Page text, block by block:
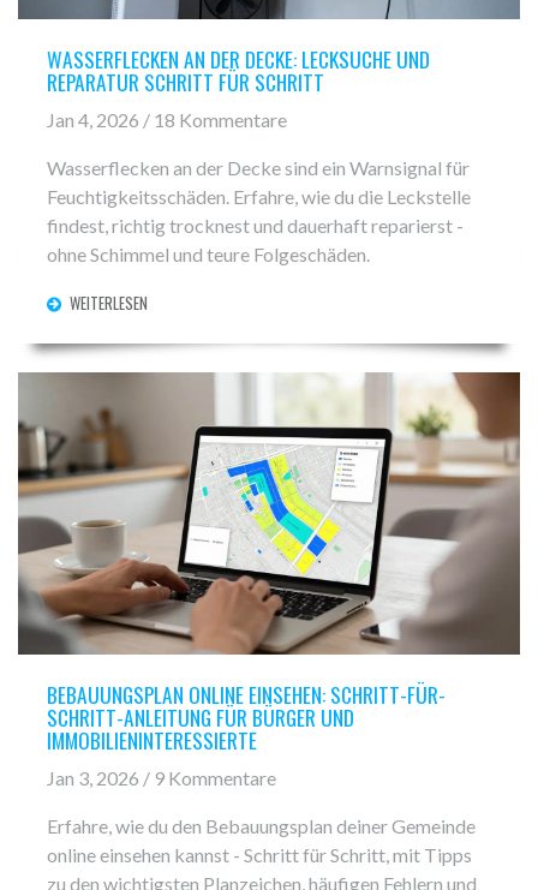
WASSERFLECKEN AN DER DECKE: LECKSUCHE UND
REPARATUR SCHRITT FÜR SCHRITT
Jan 4, 2026 / 18 Kommentare
Wasserflecken an der Decke sind ein Warnsignal für
Feuchtigkeitsschäden. Erfahre, wie du die Leckstelle
findest, richtig trocknest und dauerhaft reparierst -
ohne Schimmel und teure Folgeschäden.
WEITERLESEN
BEBAUUNGSPLAN ONLINE EINSEHEN: SCHRITT-FÜR-
SCHRITT-ANLEITUNG FÜR BÜRGER UND
IMMOBILIENINTERESSIERTE
Jan 3, 2026 / 9 Kommentare
Erfahre, wie du den Bebauungsplan deiner Gemeinde
online einsehen kannst - Schritt für Schritt, mit Tipps
zu den wichtigsten Planzeichen, häufigen Fehlern und